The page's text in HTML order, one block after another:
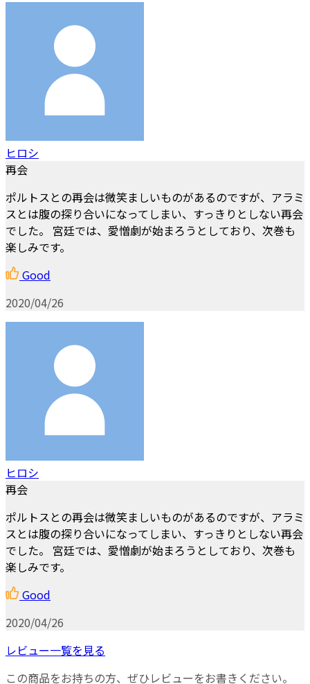
ヒロシ
再会
ポルトスとの再会は微笑ましいものがあるのですが、アラミ
スとは腹の探り合いになってしまい、すっきりとしない再会
でした。 宮廷では、愛憎劇が始まろうとしており、次巻も
楽しみです。
Good
2020/04/26
ヒロシ
再会
ポルトスとの再会は微笑ましいものがあるのですが、アラミ
スとは腹の探り合いになってしまい、すっきりとしない再会
でした。 宮廷では、愛憎劇が始まろうとしており、次巻も
楽しみです。
Good
2020/04/26
レビュー一覧を見る
この商品をお持ちの方、ぜひレビューをお書きください。